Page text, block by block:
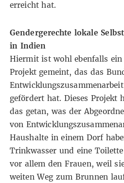
erreicht hat.
Gendergerechte lokale
in Indien
Hiermit ist wohl ebenfalls ein
Projektgemeint, das das
gefördert hat. Dieses Projekt
das getan, was der
von
Haushalte in einem Dorf
Trinkwasser und eine
vor allem den Frauen, weil
weiten Weg zum Brunnen